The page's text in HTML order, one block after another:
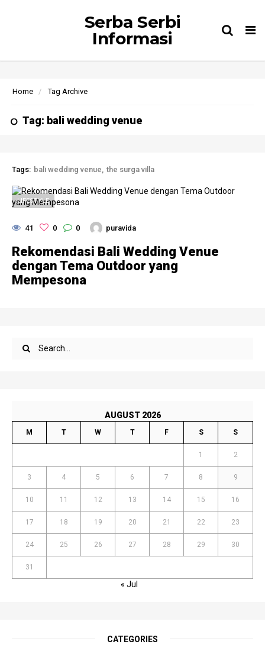
Serba Serbi
Informasi
AUGUST 2026
M T W T F S S
1 2
3 4 5 6 7 8 9
10 11 12 13 14 15 16
17 18 19 20 21 22 23
24 25 26 27 28 29 30
31
« Jul
CATEGORIES
Home Tag Archive
Tag: bali wedding venue
Tags: bali wedding venue the surga villa
LIFESTYLE
41 0 0 puravida
Rekomendasi Bali Wedding Venue
dengan Tema Outdoor yang
Mempesona